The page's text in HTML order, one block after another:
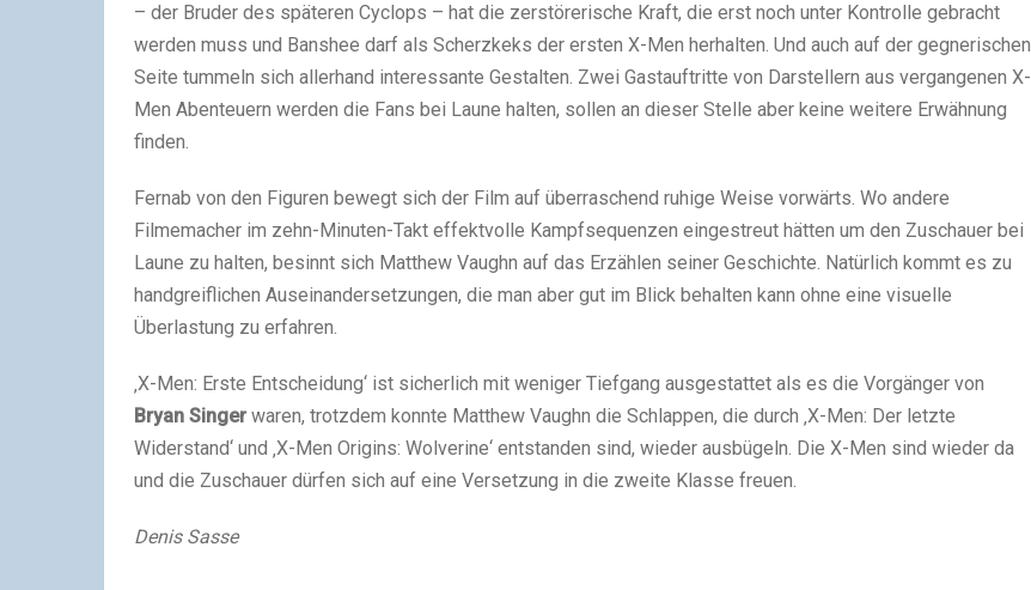
– der Bruder des späteren Cyclops – hat die zerstörerische Kraft, die erst noch unter Kontrolle gebracht
werden muss und Banshee darf als Scherzkeks der ersten X-Men herhalten. Und auch auf der gegnerischen
Seite tummeln sich allerhand interessante Gestalten. Zwei Gastauftritte von Darstellern aus vergangenen X-
Men Abenteuern werden die Fans bei Laune halten, sollen an dieser Stelle aber keine weitere Erwähnung
finden.
Fernab von den Figuren bewegt sich der Film auf überraschend ruhige Weise vorwärts. Wo andere
Filmemacher im zehn-Minuten-Takt effektvolle Kampfsequenzen eingestreut hätten um den Zuschauer bei
Laune zu halten, besinnt sich Matthew Vaughn auf das Erzählen seiner Geschichte. Natürlich kommt es zu
handgreiflichen Auseinandersetzungen, die man aber gut im Blick behalten kann ohne eine visuelle
Überlastung zu erfahren.
‚X-Men: Erste Entscheidung‘ ist sicherlich mit weniger Tiefgang ausgestattet als es die Vorgänger von
Bryan Singer waren, trotzdem konnte Matthew Vaughn die Schlappen, die durch ‚X-Men: Der letzte
Widerstand‘ und ‚X-Men Origins: Wolverine‘ entstanden sind, wieder ausbügeln. Die X-Men sind wieder da
und die Zuschauer dürfen sich auf eine Versetzung in die zweite Klasse freuen.
Denis Sasse